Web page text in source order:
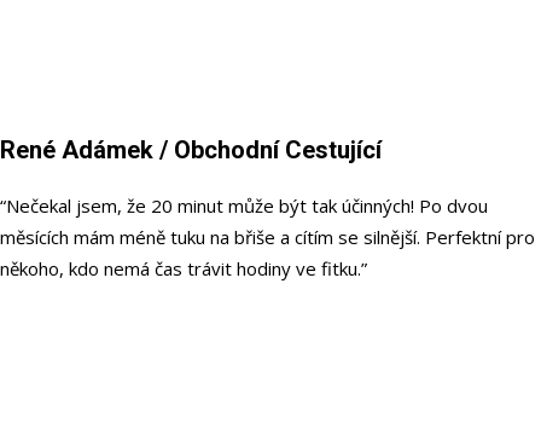
René Adámek / Obchodní Cestující
“Nečekal jsem, že 20 minut může být tak účinných! Po dvou
měsících mám méně tuku na břiše a cítím se silnější. Perfektní pro
někoho, kdo nemá čas trávit hodiny ve fitku.”